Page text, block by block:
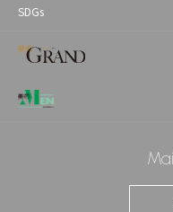
SDGs